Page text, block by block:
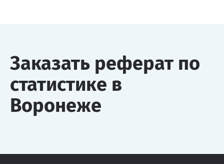
Заказать реферат по
статистике в
Воронеже